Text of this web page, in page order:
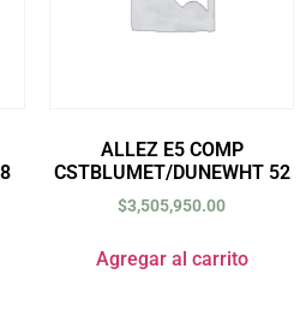
ALLEZ E5 COMP
CSTBLUMET/DUNEWHT 52
$3,505,950.00
Agregar al carrito